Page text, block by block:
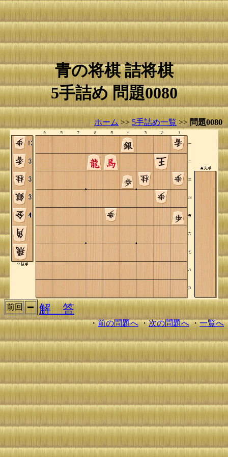
青の将棋 詰将棋
5手詰め 問題0080
ホーム >> 5手詰め一覧 >> 問題0080
前回 解 答
・前の問題へ・次の問題へ・一覧へ